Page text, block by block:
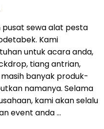
pusat sewa alat pesta
Kami
untuk acara anda,
tiang antrian,
banyak produk-
namanya. Selama
kami akan selalu
event anda …